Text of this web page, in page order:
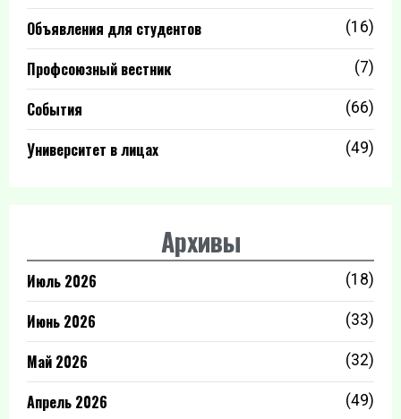
Объявления для студентов (16)
Профсоюзный вестник (7)
События (66)
Университет в лицах (49)
Архивы
Июль 2026 (18)
Июнь 2026 (33)
Май 2026 (32)
Апрель 2026 (49)